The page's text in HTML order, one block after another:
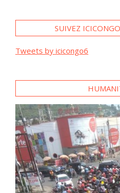
SUIVEZ
Tweets by icicongo6